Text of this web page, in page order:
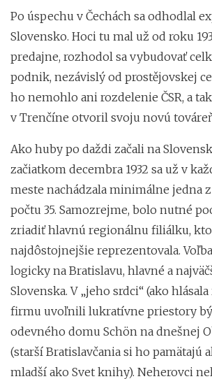
Po úspechu v Čechách sa odhodlal
Slovensko. Hoci tu mal už od roku
predajne, rozhodol sa vybudovať
podnik, nezávislý od prostějovskej
ho nemohlo ani rozdelenie ČSR, a
v Trenčíne otvoril svoju novú
Ako huby po daždi začali na
začiatkom decembra 1932 sa už v
meste nachádzala minimálne jedna
počtu 35. Samozrejme, bolo nutné
zriadiť hlavnú regionálnu filiálku,
najdôstojnejšie reprezentovala.
logicky na Bratislavu, hlavné a
Slovenska. V „jeho srdci“ (ako
firmu uvoľnili lukratívne priestory
odevného domu Schön na dnešnej
(starší Bratislavčania si ho pamätajú
mladší ako Svet knihy). Neherovci